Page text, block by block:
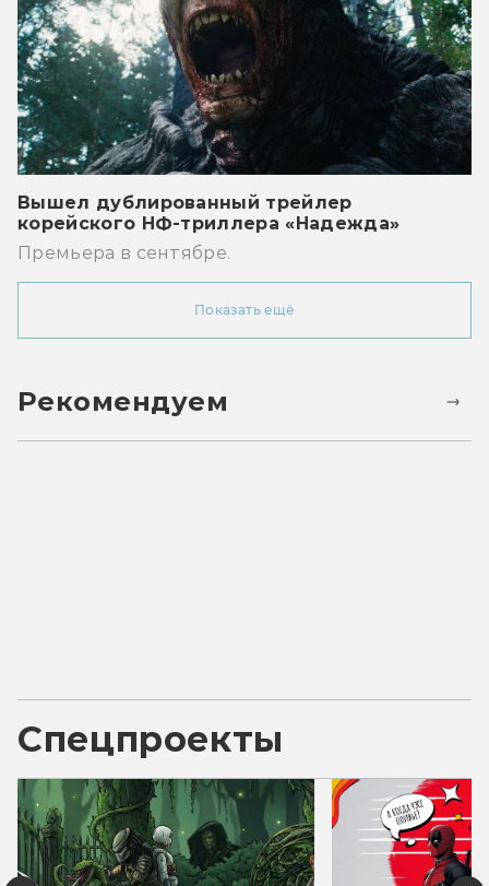
Вышел дублированный трейлер
корейского НФ-триллера «Надежда»
Премьера в сентябре.
Показать ещё
Рекомендуем
Спецпроекты